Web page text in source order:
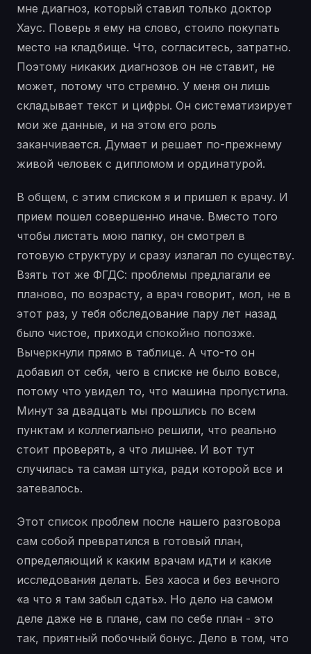
мне диагноз, который ставил только доктор
Хаус. Поверь я ему на слово, стоило покупать
место на кладбище. Что, согласитесь, затратно.
Поэтому никаких диагнозов он не ставит, не
может, потому что стремно. У меня он лишь
складывает текст и цифры. Он систематизирует
мои же данные, и на этом его роль
заканчивается. Думает и решает по-прежнему
живой человек с дипломом и ординатурой.
В общем, с этим списком я и пришел к врачу. И
прием пошел совершенно иначе. Вместо того
чтобы листать мою папку, он смотрел в
готовую структуру и сразу излагал по существу.
Взять тот же ФГДС: проблемы предлагали ее
планово, по возрасту, а врач говорит, мол, не в
этот раз, у тебя обследование пару лет назад
было чистое, приходи спокойно попозже.
Вычеркнули прямо в таблице. А что-то он
добавил от себя, чего в списке не было вовсе,
потому что увидел то, что машина пропустила.
Минут за двадцать мы прошлись по всем
пунктам и коллегиально решили, что реально
стоит проверять, а что лишнее. И вот тут
случилась та самая штука, ради которой все и
затевалось.
Этот список проблем после нашего разговора
сам собой превратился в готовый план,
определяющий к каким врачам идти и какие
исследования делать. Без хаоса и без вечного
«а что я там забыл сдать». Но дело на самом
деле даже не в плане, сам по себе план - это
так, приятный побочный бонус. Дело в том, что